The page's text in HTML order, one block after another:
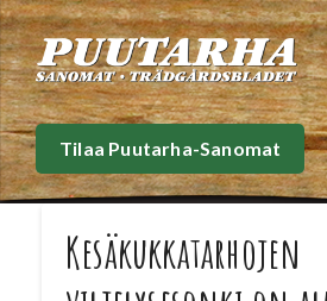
Siirry
sisältöön
Tilaa Puutarha-Sanomat
Kesäkukkatarhojen